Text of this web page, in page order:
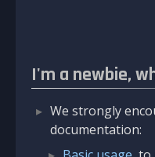
I'm a newbie,
We strongly
documentation: